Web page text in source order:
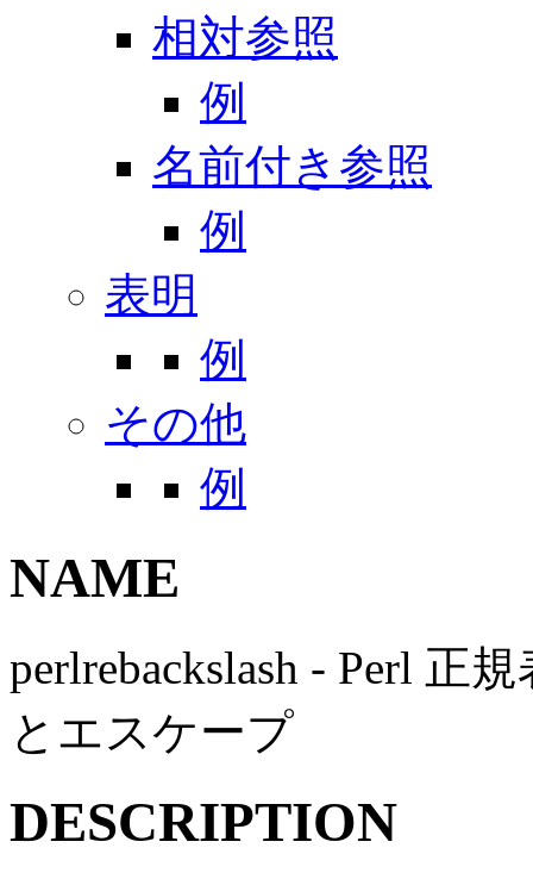
相対参照
例
名前付き参照
例
表明
例
その他
例
NAME
perlrebackslash - Perl 正
とエスケープ
DESCRIPTION